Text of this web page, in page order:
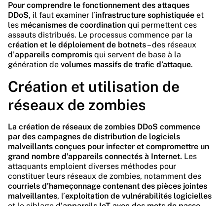
Pour comprendre le fonctionnement des attaques
DDoS, il faut examiner l’infrastructure sophistiquée et
les mécanismes de coordination qui permettent ces
assauts distribués. Le processus commence par la
création et le déploiement de botnets– des réseaux
d’appareils compromis qui servent de base à la
génération de volumes massifs de trafic d’attaque.
Création et utilisation de
réseaux de zombies
La création de réseaux de zombies DDoS commence
par des campagnes de distribution de logiciels
malveillants conçues pour infecter et compromettre un
grand nombre d’appareils connectés à Internet. Les
attaquants emploient diverses méthodes pour
constituer leurs réseaux de zombies, notamment des
courriels d’hameçonnage contenant des pièces jointes
malveillantes, l’exploitation de vulnérabilités logicielles